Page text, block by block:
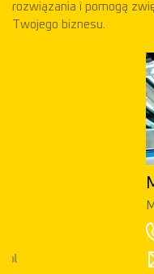
rozwiązania i pomogą
Twojego biznesu.
Mikołaj
669 600